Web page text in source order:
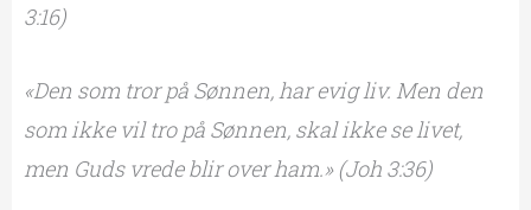
3:16)
«Den som tror på Sønnen, har evig liv. Men den
som ikke vil tro på Sønnen, skal ikke se livet,
men Guds vrede blir over ham.» (Joh 3:36)